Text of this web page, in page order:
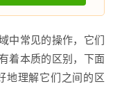
中常见的操作，它们
着本质的区别，下面
地理解它们之间的区